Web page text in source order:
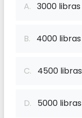
A. 3000 libras
B. 4000 libras
C. 4500 libras
D. 5000 libras